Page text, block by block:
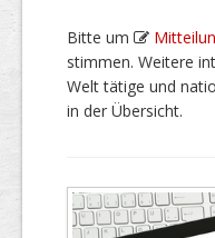
Bitte um
stimmen. Weitere
Welt tätige und
in der Übersicht.